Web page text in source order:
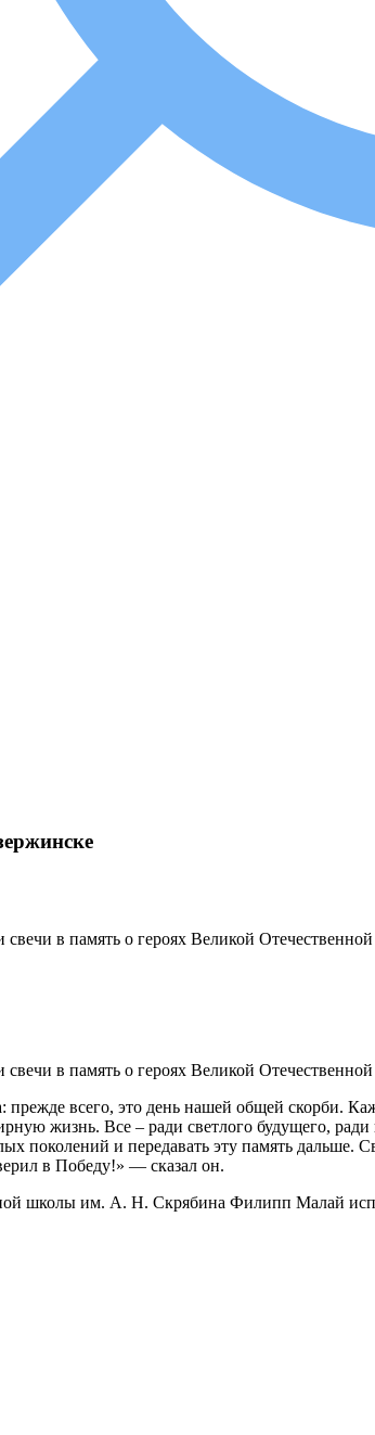
в память о героях Великой
в память о героях Великой
всего, это день нашей общей скорби.
жизнь. Все – ради светлого будущего,
поколений и передавать эту память дальше.
в Победу!» — сказал он.
школы им. А. Н. Скрябина Филипп Малай